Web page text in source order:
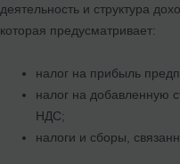
деятельность и структура
которая предусматривает:
налог на прибыль
налог на добавленную
НДС;
налоги и сборы,